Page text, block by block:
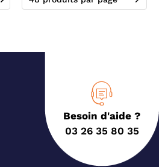
Besoin d'aide ?
03 26 35 80 35